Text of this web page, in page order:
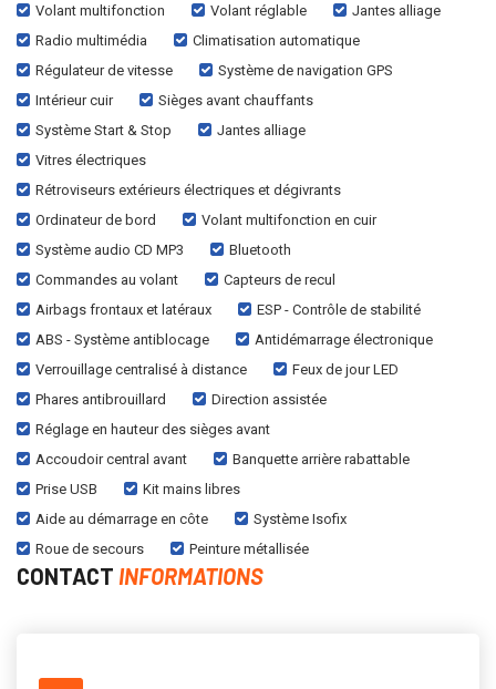
Volant multifonction
Volant réglable
Jantes alliage
Radio multimédia
Climatisation automatique
Régulateur de vitesse
Système de navigation GPS
Intérieur cuir
Sièges avant chauffants
Système Start & Stop
Jantes alliage
Vitres électriques
Rétroviseurs extérieurs électriques et dégivrants
Ordinateur de bord
Volant multifonction en cuir
Système audio CD MP3
Bluetooth
Commandes au volant
Capteurs de recul
Airbags frontaux et latéraux
ESP - Contrôle de stabilité
ABS - Système antiblocage
Antidémarrage électronique
Verrouillage centralisé à distance
Feux de jour LED
Phares antibrouillard
Direction assistée
Réglage en hauteur des sièges avant
Accoudoir central avant
Banquette arrière rabattable
Prise USB
Kit mains libres
Aide au démarrage en côte
Système Isofix
Roue de secours
Peinture métallisée
CONTACT INFORMATIONS